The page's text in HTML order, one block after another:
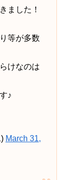
ました！
等が多数
けなのは
♪
March 31,